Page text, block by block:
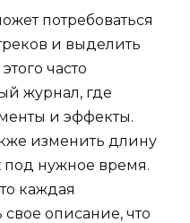
потребоваться
и выделить
часто
журнал, где
и эффекты.
изменить длину
под нужное время.
каждая
описание, что